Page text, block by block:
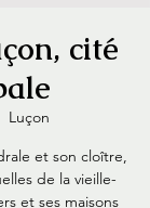
cité
Luçon
et son cloître,
de la vieille-
et ses maisons